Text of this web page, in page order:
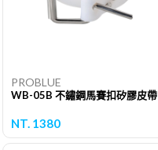
PROBLUE
WB-05B 不鏽鋼馬賽扣矽膠皮帶
NT. 1380